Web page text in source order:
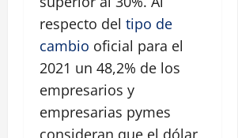
respecto del tipo de
cambio oficial para el
2021 un 48,2% de los
empresarios y
empresarias pymes